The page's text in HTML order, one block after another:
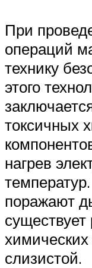
При
операций
технику
этого
токсичных
нагрев
поражают
существует
слизистой.